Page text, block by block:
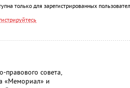
только для зарегистрированных
правового совета,
«Мемориал» и